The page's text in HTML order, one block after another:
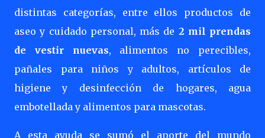
distintas categorías, entre ellos productos de
aseo y cuidado personal, más de 2 mil prendas
de vestir nuevas, alimentos no perecibles,
pañales para niños y adultos, artículos de
higiene y desinfección de hogares, agua
embotellada y alimentos para mascotas.
A esta ayuda se sumó el aporte del mundo